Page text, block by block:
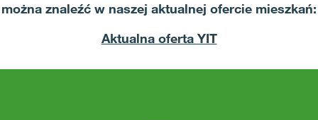
można znaleźć w naszej aktualnej ofercie mieszkań:
Aktualna oferta YIT